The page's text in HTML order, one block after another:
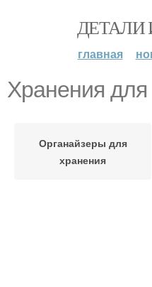
ДЕТАЛИ
главная
Хранения для
Органайзеры для
хранения